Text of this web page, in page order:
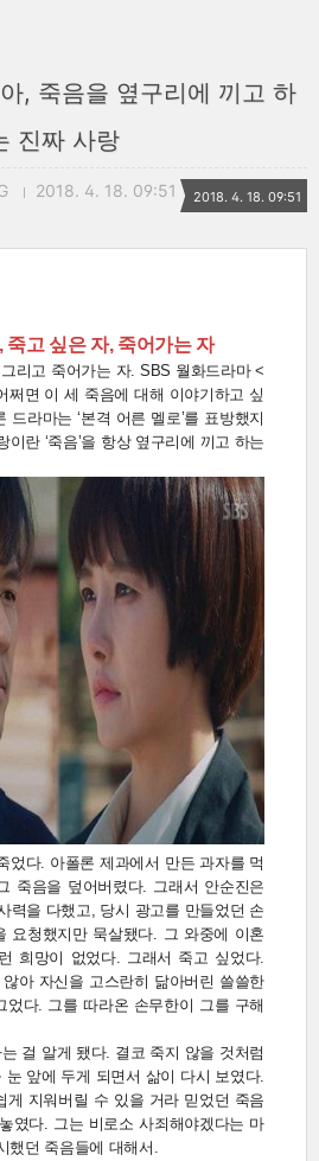
, 죽음을 옆구리에 끼고 하
진짜 사랑
2018. 4. 18. 09:51 2018. 4. 18. 09:51
죽고 싶은 자, 죽어가는 자
리고 죽어가는 자. SBS 월화드라마 <
쩌면 이 세 죽음에 대해 이야기하고 싶
드라마는 ‘본격 어른 멜로’를 표방했지
이란 ‘죽음’을 항상 옆구리에 끼고 하는
었다. 아폴론 제과에서 만든 과자를 먹
죽음을 덮어버렸다. 그래서 안순진은
력을 다했고, 당시 광고를 만들었던 손
요청했지만 묵살됐다. 그 와중에 이혼
희망이 없었다. 그래서 죽고 싶었다.
아 자신을 고스란히 닮아버린 쓸쓸한
었다. 그를 따라온 손무한이 그를 구해
걸 알게 됐다. 결코 죽지 않을 것처럼
앞에 두게 되면서 삶이 다시 보였다.
게 지워버릴 수 있을 거라 믿었던 죽음
였다. 그는 비로소 사죄해야겠다는 마
했던 죽음들에 대해서.